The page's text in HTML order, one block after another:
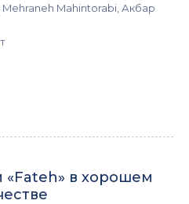
Mehraneh Mahintorabi, Акбар
в хорошем